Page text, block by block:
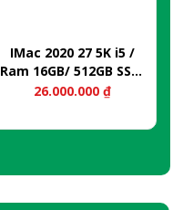
IMac 2020 27 5K i5 /
Ram 16GB/ 512GB SSD/
AMD Radeon Pro 5300
26.000.000 ₫